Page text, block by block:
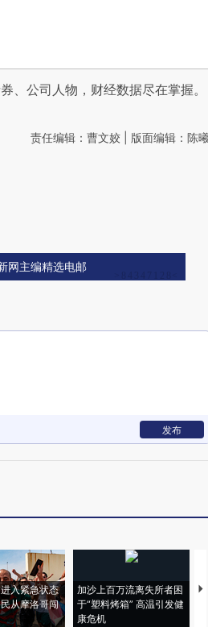
、公司人物，财经数据尽在掌握。
责任编辑：曹文姣 | 版面编辑：陈
网主编精选电邮
发布
入紧急状态
从摩洛哥闯
加沙上百万流离失所者困
于“塑料烤箱” 高温引发健
康危机